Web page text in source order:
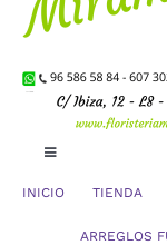
Toggle
INICIO TIENDA
ARREGLOS